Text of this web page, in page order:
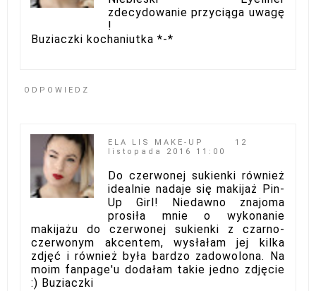
zdecydowanie przyciąga uwagę
!
Buziaczki kochaniutka *-*
ODPOWIEDZ
ELA LIS MAKE-UP
12
listopada 2016 11:00
Do czerwonej sukienki również
idealnie nadaje się makijaż Pin-
Up Girl! Niedawno znajoma
prosiła mnie o wykonanie
makijażu do czerwonej sukienki z czarno-
czerwonym akcentem, wysłałam jej kilka
zdjęć i również była bardzo zadowolona. Na
moim fanpage'u dodałam takie jedno zdjęcie
:) Buziaczki